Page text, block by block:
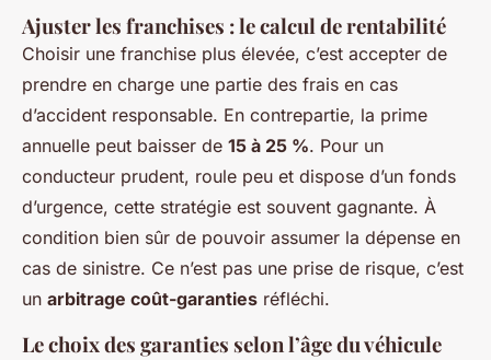
Ajuster les franchises : le calcul de rentabilité
Choisir une franchise plus élevée, c’est accepter de
prendre en charge une partie des frais en cas
d’accident responsable. En contrepartie, la prime
annuelle peut baisser de 15 à 25 %. Pour un
conducteur prudent, roule peu et dispose d’un fonds
d’urgence, cette stratégie est souvent gagnante. À
condition bien sûr de pouvoir assumer la dépense en
cas de sinistre. Ce n’est pas une prise de risque, c’est
un arbitrage coût-garanties réfléchi.
Le choix des garanties selon l’âge du véhicule